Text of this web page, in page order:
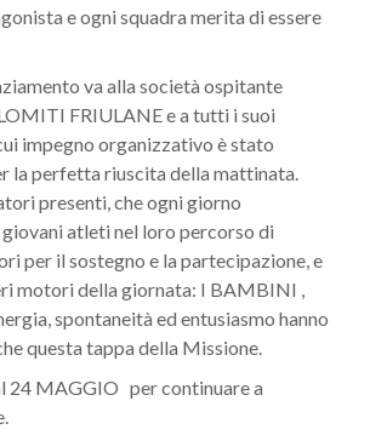
e ogni squadra merita di essere
va alla società ospitante
FRIULANE e a tutti i suoi
impegno organizzativo è stato
la perfetta riuscita della mattinata.
presenti, che ogni giorno
atleti nel loro percorso di
per il sostegno e la partecipazione, e
motori della giornata: I BAMBINI ,
spontaneità ed entusiasmo hanno
questa tappa della Missione.
24 MAGGIO per continuare a